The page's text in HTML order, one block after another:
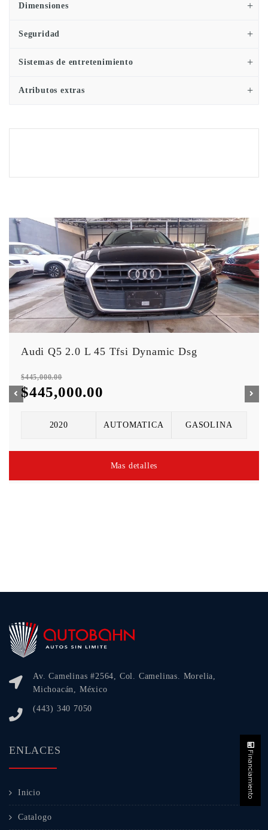
Financiamiento
Dimensiones
Seguridad
Sistemas de entretenimiento
Atributos extras
Vehículos Similares
Audi Q5 2.0 L 45 Tfsi Dynamic Dsg
$445,000.00
$445,000.00
2020 AUTOMATICA GASOLINA
Mas detalles
Av. Camelinas #2564, Col. Camelinas. Morelia,
Michoacán, México
(443) 340 7050
ENLACES
Inicio
Catalogo